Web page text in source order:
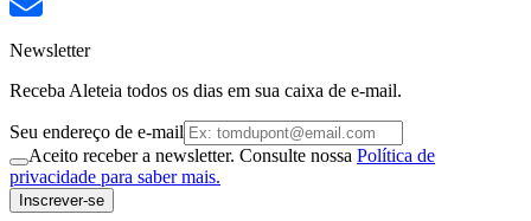
Newsletter
Receba Aleteia todos os dias em sua caixa de e-mail.
Seu endereço de e-mail
Aceito receber a newsletter. Consulte nossa Política de
privacidade para saber mais.
Inscrever-se